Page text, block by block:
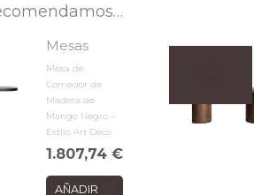
Mesas
Mesa de
Comedor de
Madera de
Mango Negro –
Estilo Art Deco
1.807,74€
AÑADIR